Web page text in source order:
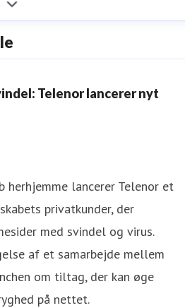
Telenor lancerer nyt
lancerer Telenor et
privatkunder, der
med svindel og virus.
af et samarbejde mellem
om tiltag, der kan øge
på nettet.